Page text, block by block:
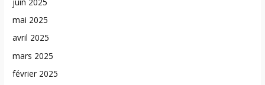
mai 2025
avril 2025
mars 2025
février 2025